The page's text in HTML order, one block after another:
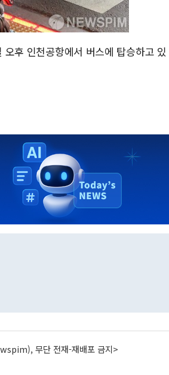
후 인천공항에서 버스에 탑승하고 있
무단 전재-재배포 금지>